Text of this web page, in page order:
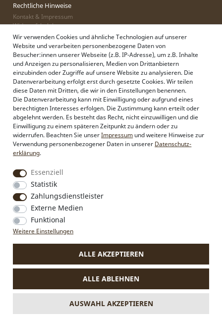
Rechtliche Hinweise
Kontakt & Impressum
Widerrufsbelehrung
Zahlung & Lieferung
Datenschutz
AGB
Alpenflüstern
Philosophie
Händlerbereich
Firmenkunden
Sonderanfertigungen
Pressebereich
Kontakt & Impressum
Social Media
Instagram
Facebook
VERTRAG WIDERRUFEN
Die durchgestrichenen Preise entsprechen dem bisherigen Preis
** Gilt für Lieferungen nach Deutschland. Lieferzeiten für andere
Wir verwenden Cookies und ähnliche Technologien auf unserer
Website und verarbeiten personenbezogene Daten von
Besucher:innen unserer Webseite (z.B. IP-Adresse), um z.B. Inhalte
und Anzeigen zu personalisieren, Medien von Drittanbietern
einzubinden oder Zugriffe auf unsere Website zu analysieren. Die
Datenverarbeitung erfolgt erst durch gesetzte Cookies. Wir teilen
diese Daten mit Dritten, die wir in den Einstellungen benennen.
Die Datenverarbeitung kann mit Einwilligung oder aufgrund eines
berechtigten Interesses erfolgen. Die Zustimmung kann erteilt oder
abgelehnt werden. Es besteht das Recht, nicht einzuwilligen und die
Einwilligung zu einem späteren Zeitpunkt zu ändern oder zu
widerrufen. Beachten Sie unserImpressum und weitere Hinweise zur
Verwendung personenbezogener Daten in unserer Daten­schutz­
erklärung.
Essenziell
Statistik
Zahlungsdienstleister
Externe Medien
Funktional
Weitere Einstellungen
ALLE AKZEPTIEREN
ALLE ABLEHNEN
AUSWAHL AKZEPTIEREN